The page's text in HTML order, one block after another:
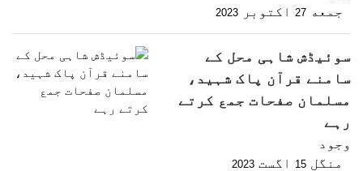
جمعه 27 اکتوبر 2023
سوئیڈش شاہی محل کے
سامنے قرآن پاک شہید،
مسلمان صفحات جمع کرتے
رہے
وجود
منگل 15 اگست 2023